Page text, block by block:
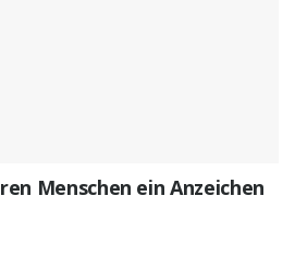
Menschen ein Anzeichen